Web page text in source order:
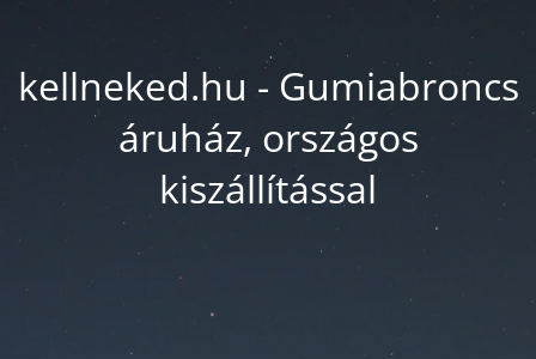
kellneked.hu - Gumiabroncs
áruház, országos
kiszállítással